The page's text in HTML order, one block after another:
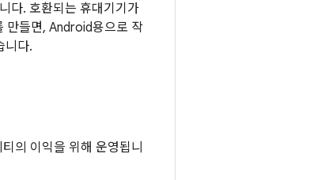
다. 호환되는 휴대기기가
만들면, Android용으로 작
니다.
의 이익을 위해 운영됩니